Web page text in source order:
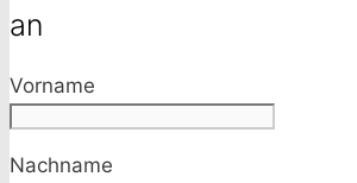
an
Vorname
Nachname